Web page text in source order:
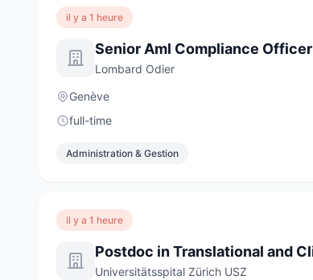
il y a 1 heure
Senior Aml Compliance Officer
Lombard Odier
Genève
full-time
Administration & Gestion
il y a 1 heure
Universitätsspital Zürich USZ